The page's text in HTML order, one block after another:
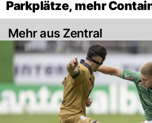
Parkplätze, mehr
Mehr aus Zentral